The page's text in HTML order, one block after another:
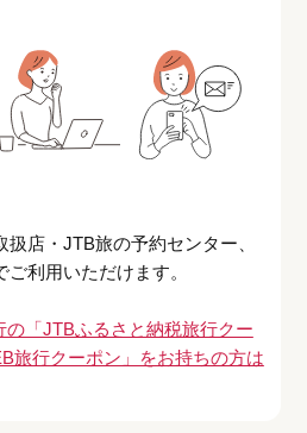
店・JTB旅の予約センター、
利用いただけます。
「JTBふるさと納税旅行クー
旅行クーポン」をお持ちの方は